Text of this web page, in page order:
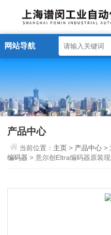
网站导航
产品中心
当前位置： 主页> 产品中心 >
编码器 > 意尔创Eltra编码器原装